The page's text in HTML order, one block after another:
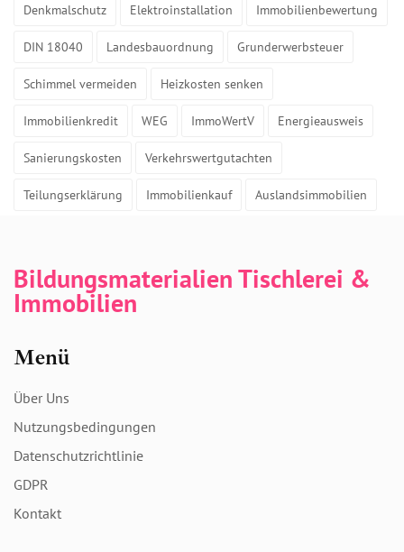
Denkmalschutz Elektroinstallation Immobilienbewertung
DIN 18040 Landesbauordnung Grunderwerbsteuer
Schimmel vermeiden Heizkosten senken
Immobilienkredit WEG ImmoWertV Energieausweis
Sanierungskosten Verkehrswertgutachten
Teilungserklärung Immobilienkauf Auslandsimmobilien
Bildungsmaterialien Tischlerei &
Immobilien
Menü
Über Uns
Nutzungsbedingungen
Datenschutzrichtlinie
GDPR
Kontakt